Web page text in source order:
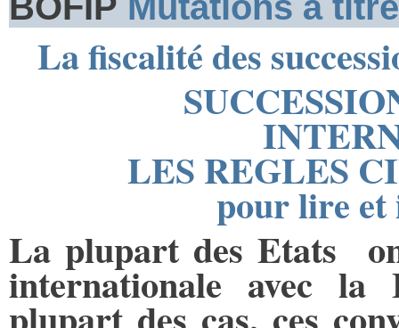
La fiscalité des
LES REGLES
pour lire
La plupart des Etats
internationale avec la